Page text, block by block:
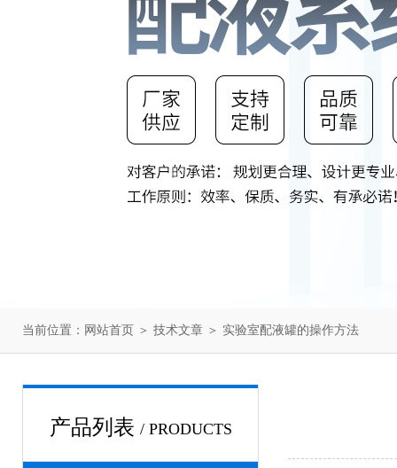
当前位置： 网站首页 ＞ 技术文章 ＞ 实验室配液罐的操作方法
产品列表 / PRODUCTS